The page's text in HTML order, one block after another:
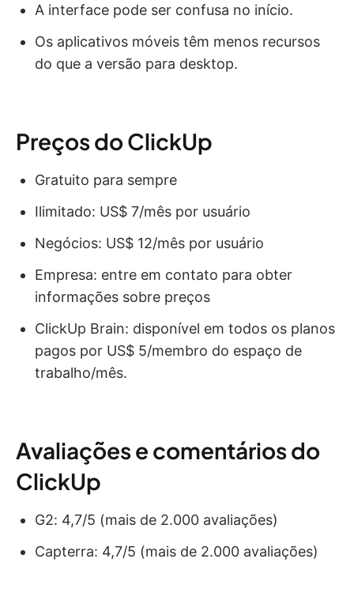
A interface pode ser confusa no início.
Os aplicativos móveis têm menos recursos
do que a versão para desktop.
Preços do ClickUp
Gratuito para sempre
Ilimitado: US$ 7/mês por usuário
Negócios: US$ 12/mês por usuário
Empresa: entre em contato para obter
informações sobre preços
ClickUp Brain: disponível em todos os planos
pagos por US$ 5/membro do espaço de
trabalho/mês.
Avaliações e comentários do
ClickUp
G2: 4,7/5 (mais de 2.000 avaliações)
Capterra: 4,7/5 (mais de 2.000 avaliações)